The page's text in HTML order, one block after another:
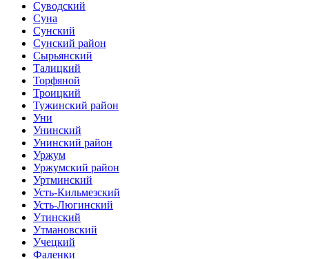
Суводский
Суна
Сунский
Сунский район
Сырьянский
Талицкий
Торфяной
Троицкий
Тужинский район
Уни
Унинский
Унинский район
Уржум
Уржумский район
Уртминский
Усть-Кильмезский
Усть-Люгинский
Утинский
Утмановский
Учецкий
Фаленки